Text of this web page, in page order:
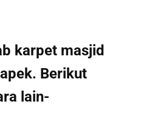
karpet masjid
Berikut
lain-